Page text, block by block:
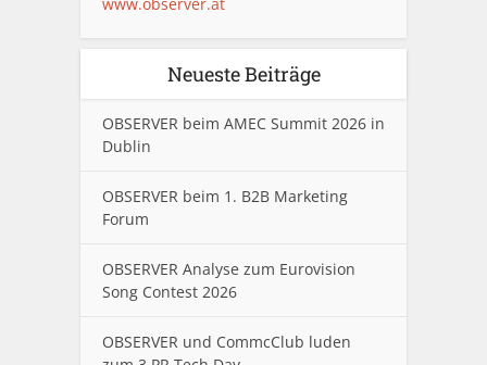
Neueste Beiträge
OBSERVER beim AMEC Summit 2026 in
Dublin
OBSERVER beim 1. B2B Marketing
Forum
OBSERVER Analyse zum Eurovision
Song Contest 2026
OBSERVER und CommcClub luden